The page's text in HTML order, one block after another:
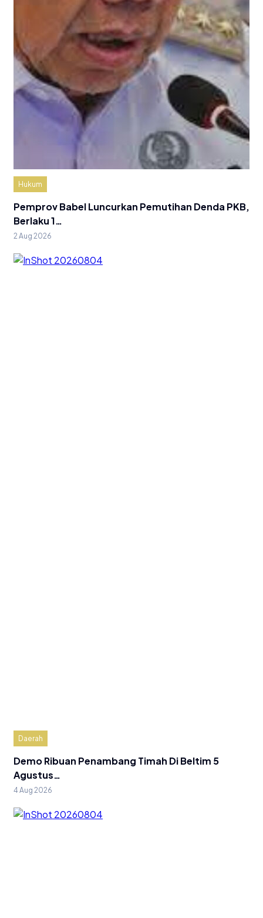
Hukum
Pemprov Babel Luncurkan Pemutihan Denda PKB,
Berlaku 1…
2 Aug 2026
Daerah
Demo Ribuan Penambang Timah Di Beltim 5
Agustus…
4 Aug 2026